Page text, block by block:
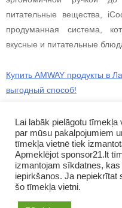
питательные вещества,
продуманная система,
вкусные и питательные
Купить AMWAY продукты в
выгодный способ!
продавцов, у которых можно
статье мы расскажем вам о
официальном сайте AMWAY
Copyright ©
Lai labāk pielāgotu
par mūsu pakalpojumiem
tīmekļa vietnē tiek
Apmeklējot sponsor21.lt
izmantojam sīkdatnes,
iepirkšanos. Ja nepiekrītat
šo tīmekļa vietni.